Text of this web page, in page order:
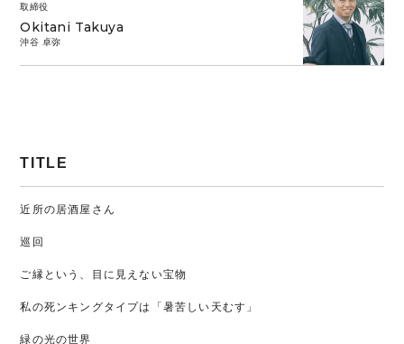
取締役
Okitani Takuya
沖谷 卓弥
TITLE
近所の居酒屋さん
巡回
ご縁という、目に見えない宝物
私の死ンキングタイプは「暑苦しい天むす」
緑の光の世界